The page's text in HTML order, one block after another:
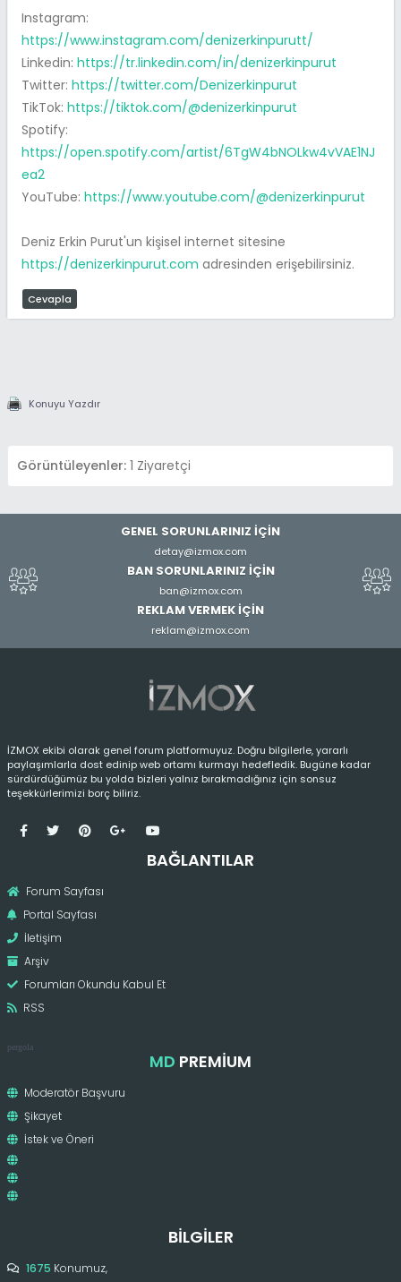
Instagram:
https://www.instagram.com/denizerkinpurutt/
Linkedin: https://tr.linkedin.com/in/denizerkinpurut
Twitter: https://twitter.com/Denizerkinpurut
TikTok: https://tiktok.com/@denizerkinpurut
Spotify:
https://open.spotify.com/artist/6TgW4bNOLkw4vVAE1NJ
ea2
YouTube: https://www.youtube.com/@denizerkinpurut
Deniz Erkin Purut'un kişisel internet sitesine
https://denizerkinpurut.com adresinden erişebilirsiniz.
Cevapla
Konuyu Yazdır
Görüntüleyenler: 1 Ziyaretçi
GENEL SORUNLARINIZ İÇİN
detay@izmox.com
BAN SORUNLARINIZ İÇİN
ban@izmox.com
REKLAM VERMEK İÇİN
reklam@izmox.com
İZMOX ekibi olarak genel forum platformuyuz. Doğru bilgilerle, yararlı
paylaşımlarla dost edinip web ortamı kurmayı hedefledik. Bugüne kadar
sürdürdüğümüz bu yolda bizleri yalnız bırakmadığınız için sonsuz
teşekkürlerimizi borç biliriz.
BAĞLANTILAR
Forum Sayfası
Portal Sayfası
İletişim
Arşiv
Forumları Okundu Kabul Et
RSS
pergola
MD PREMIUM
Moderatör Başvuru
Şikayet
İstek ve Öneri
BILGILER
1675 Konumuz,